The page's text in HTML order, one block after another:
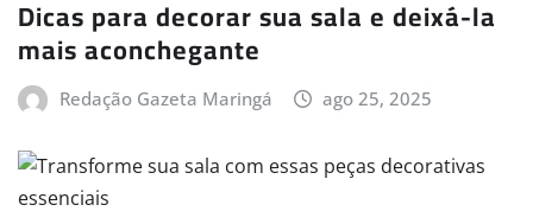
Dicas para decorar sua sala e deixá-la
mais aconchegante
Redação Gazeta Maringá ago 25, 2025